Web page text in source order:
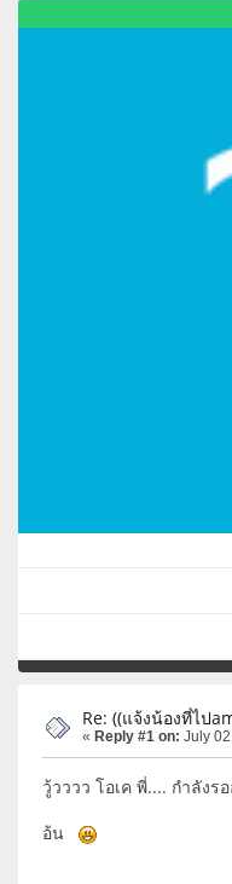
Re: ((แจ้งน้องที่ไป
« Reply #1 on: July
วู้วววว โอเค พี่.... กำลังรอ
อ้น